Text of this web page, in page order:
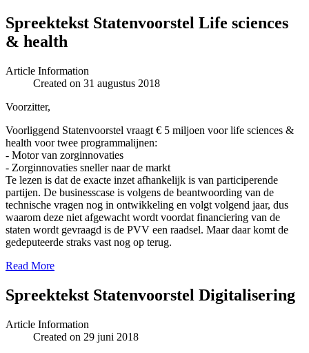
Spreektekst Statenvoorstel Life sciences
& health
Article Information
Created on 31 augustus 2018
Voorzitter,
Voorliggend Statenvoorstel vraagt € 5 miljoen voor life sciences &
health voor twee programmalijnen:
- Motor van zorginnovaties
- Zorginnovaties sneller naar de markt
Te lezen is dat de exacte inzet afhankelijk is van participerende
partijen. De businesscase is volgens de beantwoording van de
technische vragen nog in ontwikkeling en volgt volgend jaar, dus
waarom deze niet afgewacht wordt voordat financiering van de
staten wordt gevraagd is de PVV een raadsel. Maar daar komt de
gedeputeerde straks vast nog op terug.
Read More
Spreektekst Statenvoorstel Digitalisering
Article Information
Created on 29 juni 2018